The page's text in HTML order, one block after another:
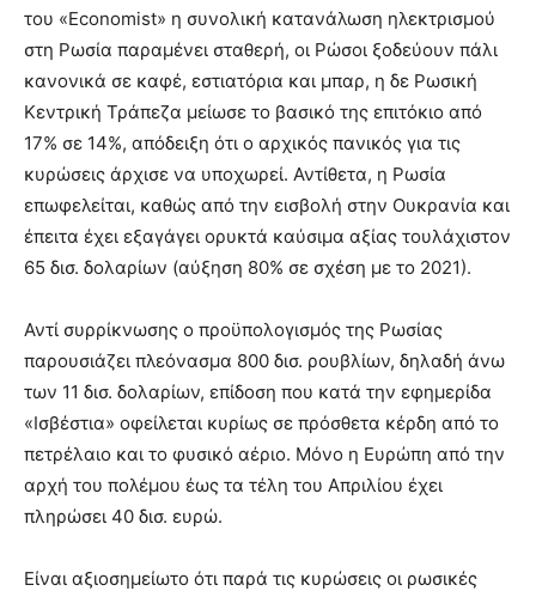
του «Economist» η συνολική κατανάλωση ηλεκτρισμού
στη Ρωσία παραμένει σταθερή, οι Ρώσοι ξοδεύουν πάλι
κανονικά σε καφέ, εστιατόρια και μπαρ, η δε Ρωσική
Κεντρική Τράπεζα μείωσε το βασικό της επιτόκιο από
17% σε 14%, απόδειξη ότι ο αρχικός πανικός για τις
κυρώσεις άρχισε να υποχωρεί. Αντίθετα, η Ρωσία
επωφελείται, καθώς από την εισβολή στην Ουκρανία και
έπειτα έχει εξαγάγει ορυκτά καύσιμα αξίας τουλάχιστον
65 δισ. δολαρίων (αύξηση 80% σε σχέση με το 2021).
Αντί συρρίκνωσης ο προϋπολογισμός της Ρωσίας
παρουσιάζει πλεόνασμα 800 δισ. ρουβλίων, δηλαδή άνω
των 11 δισ. δολαρίων, επίδοση που κατά την εφημερίδα
«Ισβέστια» οφείλεται κυρίως σε πρόσθετα κέρδη από το
πετρέλαιο και το φυσικό αέριο. Μόνο η Ευρώπη από την
αρχή του πολέμου έως τα τέλη του Απριλίου έχει
πληρώσει 40 δισ. ευρώ.
Είναι αξιοσημείωτο ότι παρά τις κυρώσεις οι ρωσικές